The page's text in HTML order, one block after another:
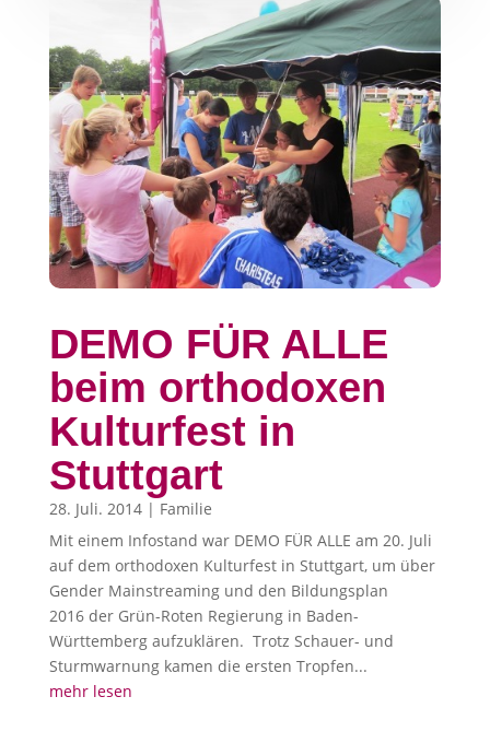
DEMO FÜR ALLE
beim orthodoxen
Kulturfest in
Stuttgart
28. Juli. 2014| Familie
Mit einem Infostand war DEMO FÜR ALLE am 20. Juli
auf dem orthodoxen Kulturfest in Stuttgart, um über
Gender Mainstreaming und den Bildungsplan
2016 der Grün-Roten Regierung in Baden-
Württemberg aufzuklären. Trotz Schauer- und
Sturmwarnung kamen die ersten Tropfen...
mehr lesen